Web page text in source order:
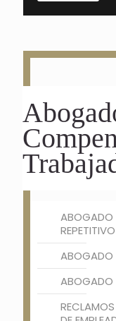
ABOGADO
REPETITIVO
ABOGADO
ABOGADO